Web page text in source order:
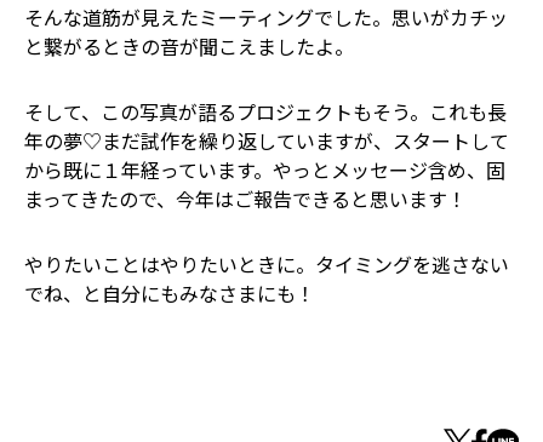
そんな道筋が見えたミーティングでした。思いがカチッ
と繋がるときの音が聞こえましたよ。
そして、この写真が語るプロジェクトもそう。これも長
年の夢♡まだ試作を繰り返していますが、スタートして
から既に１年経っています。やっとメッセージ含め、固
まってきたので、今年はご報告できると思います！
やりたいことはやりたいときに。タイミングを逃さない
でね、と自分にもみなさまにも！